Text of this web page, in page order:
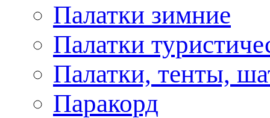
Палатки зимние
Палатки
Палатки, тенты,
Паракорд